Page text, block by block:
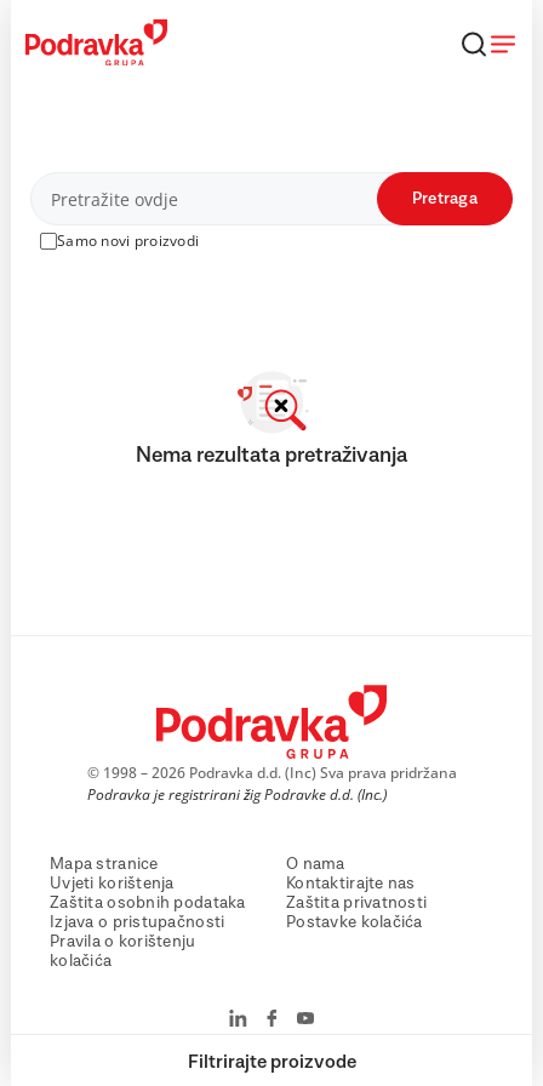
content
Proizvodi
Samo novi proizvodi
Pretraga
Filtrirajte proizvode
Nema rezultata pretraživanja
© 1998 – 2026 Podravka d.d. (Inc) Sva prava pridržana
Podravka je registrirani žig Podravke d.d. (Inc.)
Mapa stranice
Uvjeti korištenja
Zaštita osobnih podataka
Izjava o pristupačnosti
Pravila o korištenju
kolačića
O nama
Kontaktirajte nas
Zaštita privatnosti
Postavke kolačića